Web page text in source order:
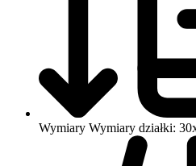
Wymiary Wymiary działki: